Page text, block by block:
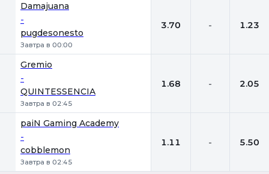
Damajuana
-
pugdesonesto
Завтра в 00:00
3.70 - 1.23
Gremio
-
QUINTESSENCIA
Завтра в 02:45
1.68 - 2.05
paiN Gaming Academy
-
cobblemon
Завтра в 02:45
1.11 - 5.50